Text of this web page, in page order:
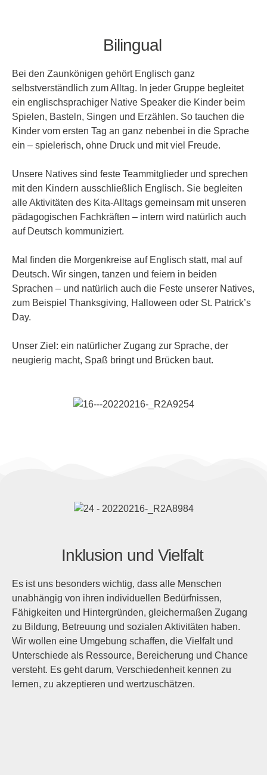
Bilingual
Bei den Zaunkönigen gehört Englisch ganz
selbstverständlich zum Alltag. In jeder Gruppe begleitet
ein englischsprachiger Native Speaker die Kinder beim
Spielen, Basteln, Singen und Erzählen. So tauchen die
Kinder vom ersten Tag an ganz nebenbei in die Sprache
ein – spielerisch, ohne Druck und mit viel Freude.
Unsere Natives sind feste Teammitglieder und sprechen
mit den Kindern ausschließlich Englisch. Sie begleiten
alle Aktivitäten des Kita-Alltags gemeinsam mit unseren
pädagogischen Fachkräften – intern wird natürlich auch
auf Deutsch kommuniziert.
Mal finden die Morgenkreise auf Englisch statt, mal auf
Deutsch. Wir singen, tanzen und feiern in beiden
Sprachen – und natürlich auch die Feste unserer Natives,
zum Beispiel Thanksgiving, Halloween oder St. Patrick’s
Day.
Unser Ziel: ein natürlicher Zugang zur Sprache, der
neugierig macht, Spaß bringt und Brücken baut.
Inklusion und Vielfalt
Es ist uns besonders wichtig, dass alle Menschen
unabhängig von ihren individuellen Bedürfnissen,
Fähigkeiten und Hintergründen, gleichermaßen Zugang
zu Bildung, Betreuung und sozialen Aktivitäten haben.
Wir wollen eine Umgebung schaffen, die Vielfalt und
Unterschiede als Ressource, Bereicherung und Chance
versteht. Es geht darum, Verschiedenheit kennen zu
lernen, zu akzeptieren und wertzuschätzen.